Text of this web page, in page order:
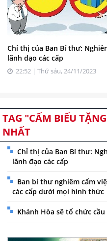
Chỉ thị của Ban Bí thư:
lãnh đạo các cấp
22:52 | Thứ sáu, 24/11/2023
TAG "CẤM BIẾU
NHẤT
Chỉ thị của Ban Bí thư:
lãnh đạo các cấp
Ban bí thư nghiêm cấm
các cấp dưới mọi hình thức
Khánh Hòa sẽ tổ chức